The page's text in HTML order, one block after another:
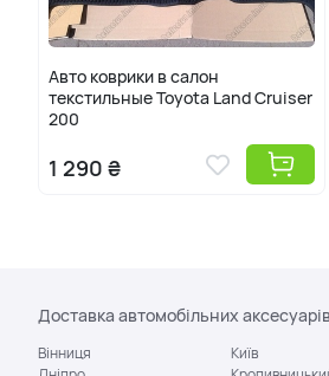
Авто коврики в салон
текстильные Toyota Land Cruiser
200
1 290 ₴
Доставка автомобільних
Вінниця
Київ